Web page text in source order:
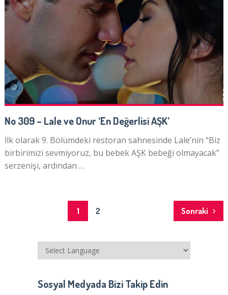
No 309 – Lale ve Onur ‘En Değerlisi AŞK’
İlk olarak 9. Bölümdeki restoran sahnesinde Lale’nin “Biz
birbirimizi sevmiyoruz, bu bebek AŞK bebeği olmayacak”
serzenişi, ardından …
1 2 Sonraki
Sosyal Medyada Bizi Takip Edin